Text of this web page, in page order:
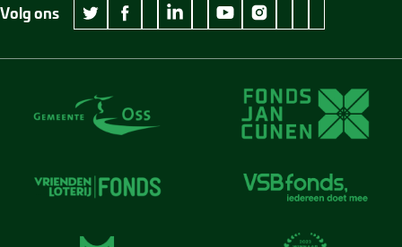
Volg ons
twitter Museum Jan Cunen
facebook Museum Jan Cunen
wikipedia Museum Jan Cunen
linkedin Museum Jan Cunen
googleplus Museum Jan Cunen
youtube Museum Jan Cunen
instagram Museum